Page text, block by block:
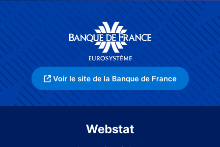
Voir le site de la Banque de France
Webstat